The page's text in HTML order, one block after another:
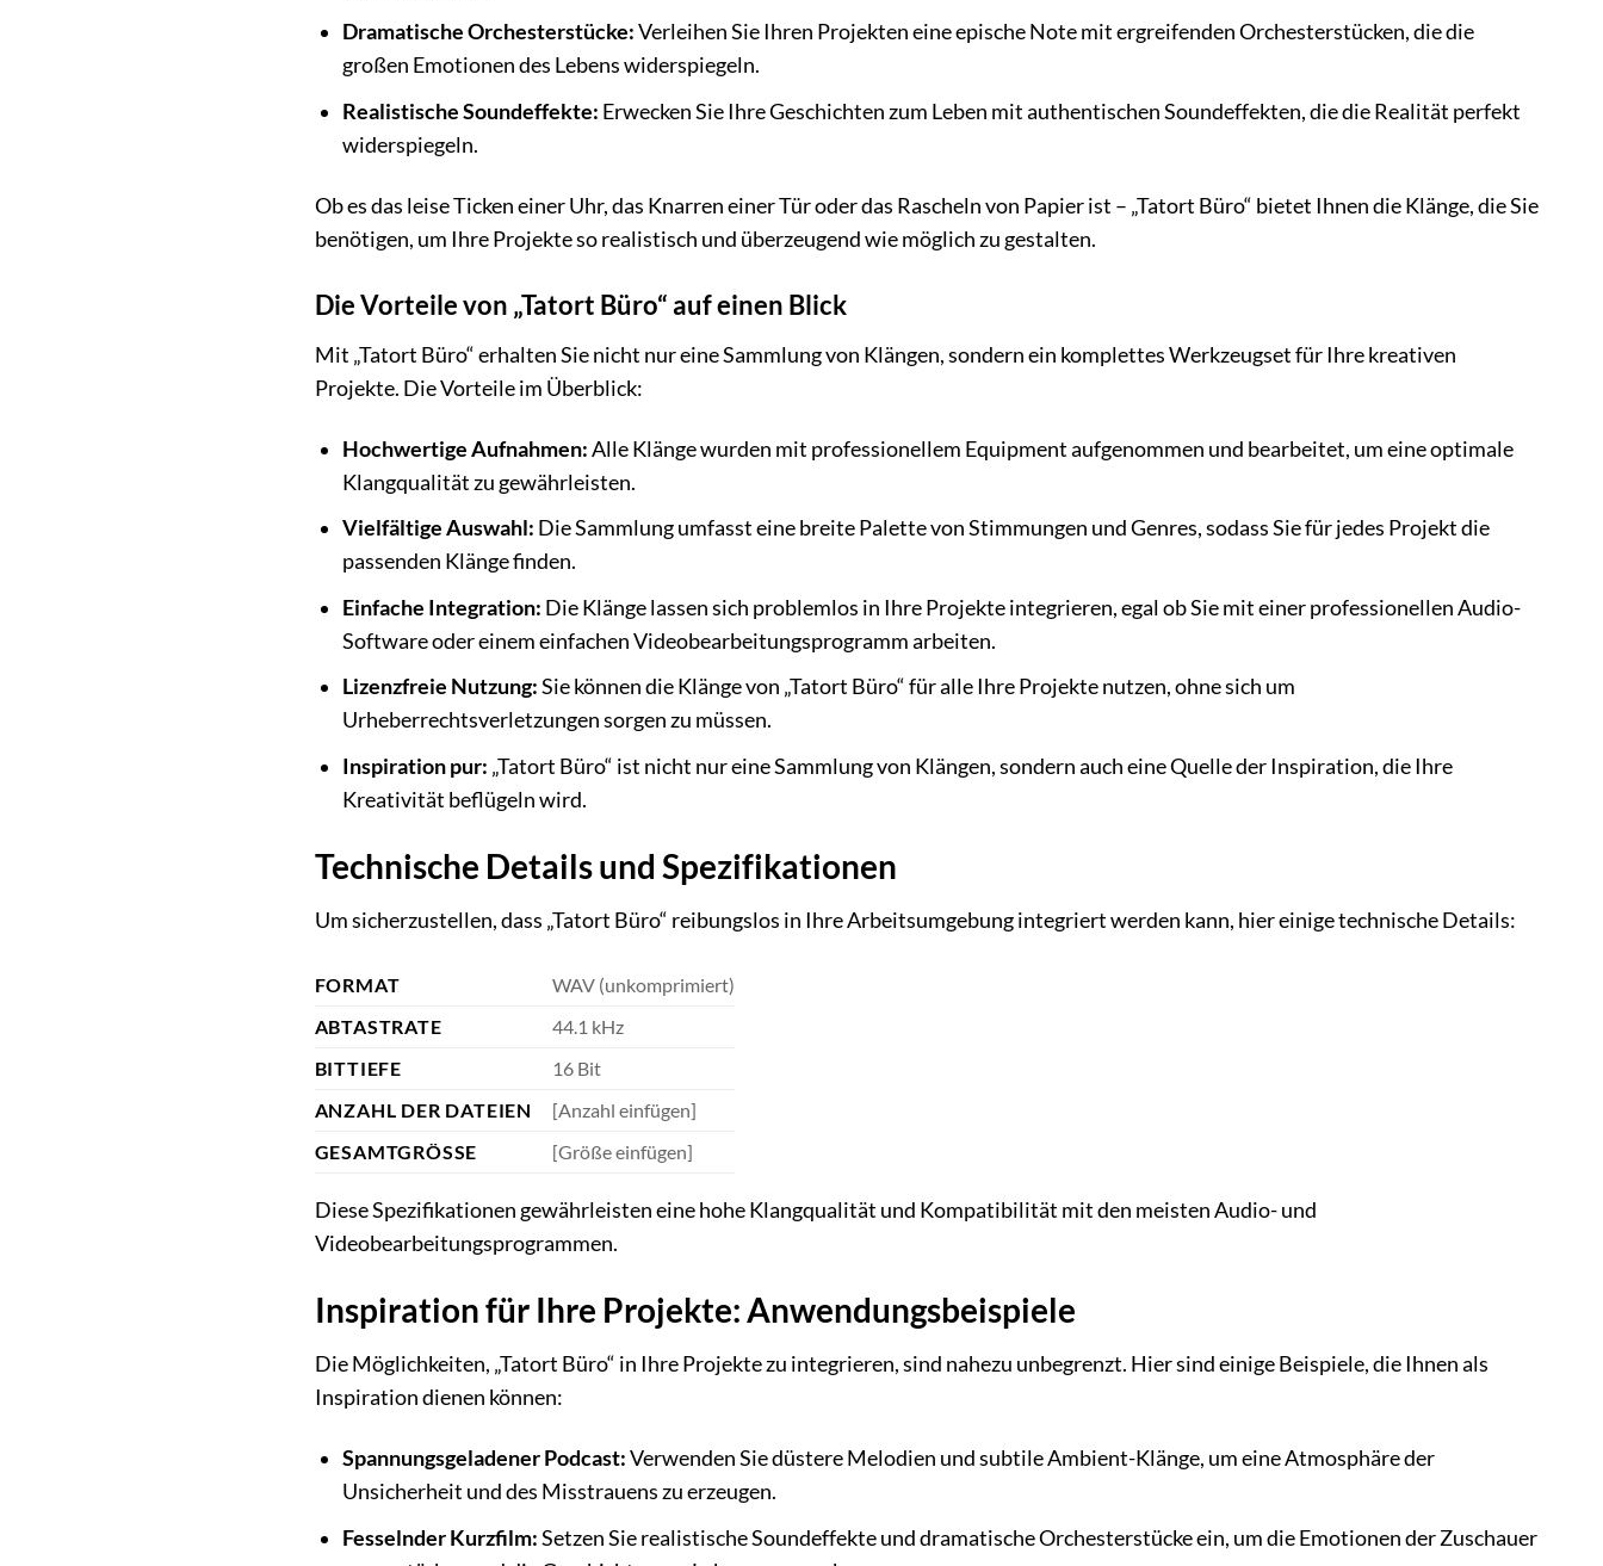
Dramatische Orchesterstücke:Verleihen Sie Ihren Projekten eine epische Note mit ergreifenden Orchesterstücken, die die
großen Emotionen des Lebens widerspiegeln.
Realistische Soundeffekte: Erwecken Sie Ihre Geschichten zum Leben mit authentischen Soundeffekten, die die Realität perfekt
widerspiegeln.
Ob es das leise Ticken einer Uhr, das Knarren einer Tür oder das Rascheln von Papier ist – „Tatort Büro“ bietet Ihnen die Klänge, die Sie
benötigen, um Ihre Projekte so realistisch und überzeugend wie möglich zu gestalten.
Die Vorteile von „Tatort Büro“ auf einen Blick
Mit „Tatort Büro“ erhalten Sie nicht nur eine Sammlung von Klängen, sondern ein komplettes Werkzeugset für Ihre kreativen
Projekte. Die Vorteile im Überblick:
Hochwertige Aufnahmen:Alle Klänge wurden mit professionellem Equipment aufgenommen und bearbeitet, um eine optimale
Klangqualität zu gewährleisten.
Vielfältige Auswahl: Die Sammlung umfasst eine breite Palette von Stimmungen und Genres, sodass Sie für jedes Projekt die
passenden Klänge finden.
Einfache Integration: Die Klänge lassen sich problemlos in Ihre Projekte integrieren, egal ob Sie mit einer professionellen Audio-
Software oder einem einfachen Videobearbeitungsprogramm arbeiten.
Lizenzfreie Nutzung:Sie können die Klänge von „Tatort Büro“ für alle Ihre Projekte nutzen, ohne sich um
Urheberrechtsverletzungen sorgen zu müssen.
Inspiration pur: „Tatort Büro“ ist nicht nur eine Sammlung von Klängen, sondern auch eine Quelle der Inspiration, die Ihre
Kreativität beflügeln wird.
Technische Details und Spezifikationen
Um sicherzustellen, dass „Tatort Büro“ reibungslos in Ihre Arbeitsumgebung integriert werden kann, hier einige technische Details:
FORMAT
WAV (unkomprimiert)
ABTASTRATE
44.1 kHz
BITTIEFE
16 Bit
ANZAHL DER DATEIEN
[Anzahl einfügen]
GESAMTGRÖSSE
[Größe einfügen]
Diese Spezifikationen gewährleisten eine hohe Klangqualität und Kompatibilität mit den meisten Audio- und
Videobearbeitungsprogrammen.
Inspiration für Ihre Projekte: Anwendungsbeispiele
Die Möglichkeiten, „Tatort Büro“ in Ihre Projekte zu integrieren, sind nahezu unbegrenzt. Hier sind einige Beispiele, die Ihnen als
Inspiration dienen können:
Spannungsgeladener Podcast:Verwenden Sie düstere Melodien und subtile Ambient-Klänge, um eine Atmosphäre der
Unsicherheit und des Misstrauens zu erzeugen.
Fesselnder Kurzfilm:Setzen Sie realistische Soundeffekte und dramatische Orchesterstücke ein, um die Emotionen der Zuschauer